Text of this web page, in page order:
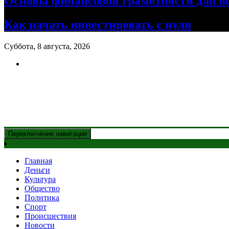
Как начать инвестировать с нуля
Суббота, 8 августа, 2026
Переключение навигации
Главная
Деньги
Культура
Общество
Политика
Спорт
Происшествия
Новости